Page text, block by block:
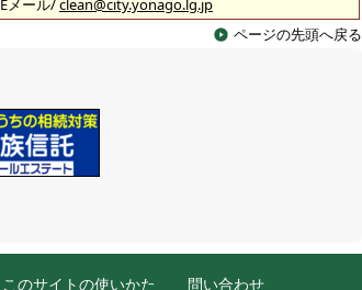
メール/clean@city.yonago.lg.jp
ページの先頭へ戻る
このサイトの使いかた 問い合わせ